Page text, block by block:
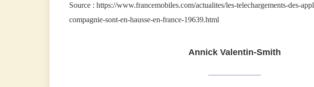
Source : https://www.francemobiles.com/actualites/les-telechargements-des-
compagnie-sont-en-hausse-en-france-19639.html
Annick Valentin-Smith